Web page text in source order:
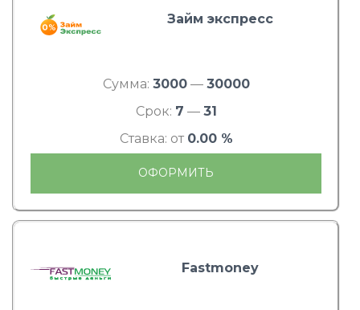
Займ экспресс
Сумма: 3000— 30000
Срок: 7 — 31
Ставка: от 0.00 %
ОФОРМИТЬ
Fastmoney